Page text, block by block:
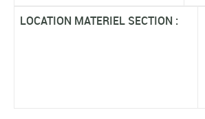
LOCATION MATERIEL SECTION :